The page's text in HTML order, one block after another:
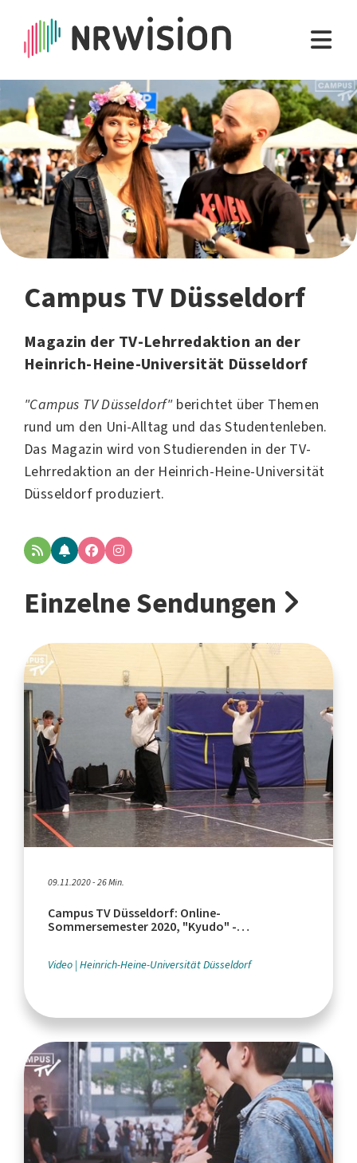
Campus TV Düsseldorf
Magazin der TV-Lehrredaktion an der
Heinrich-Heine-Universität Düsseldorf
"Campus TV Düsseldorf"berichtet über Themen
rund um den Uni-Alltag und das Studentenleben.
Das Magazin wird von Studierenden in der TV-
Lehrredaktion an der Heinrich-Heine-Universität
Düsseldorf produziert.
Einzelne Sendungen
09.11.2020 - 26 Min.
Campus TV Düsseldorf: Online-
Sommersemester 2020, "Kyudo" -
Video Heinrich-Heine-Universität Düsseldorf